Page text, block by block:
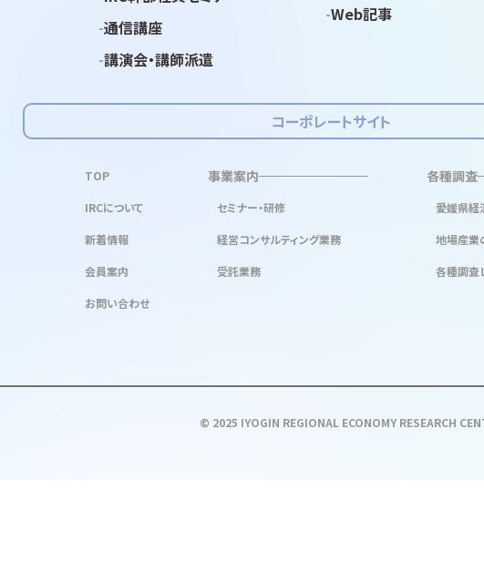
通信講座
講演会・講師派遣
Web記事
コーポレートサイト
TOP
IRCについて
新着情報
会員案内
お問い合わせ
事業案内
セミナー・研修
経営コンサルティング業務
受託業務
各種調査
愛媛県経
地場産業
各種調査
© 2025 IYOGIN REGIONAL ECONOMY RESEARCH